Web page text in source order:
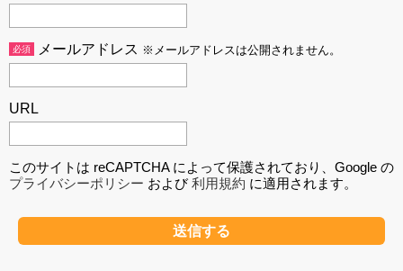
必須 メールアドレス ※メールアドレスは公開されません。
URL
このサイトは reCAPTCHA によって保護されており、Google の
プライバシーポリシー および利用規約 に適用されます。